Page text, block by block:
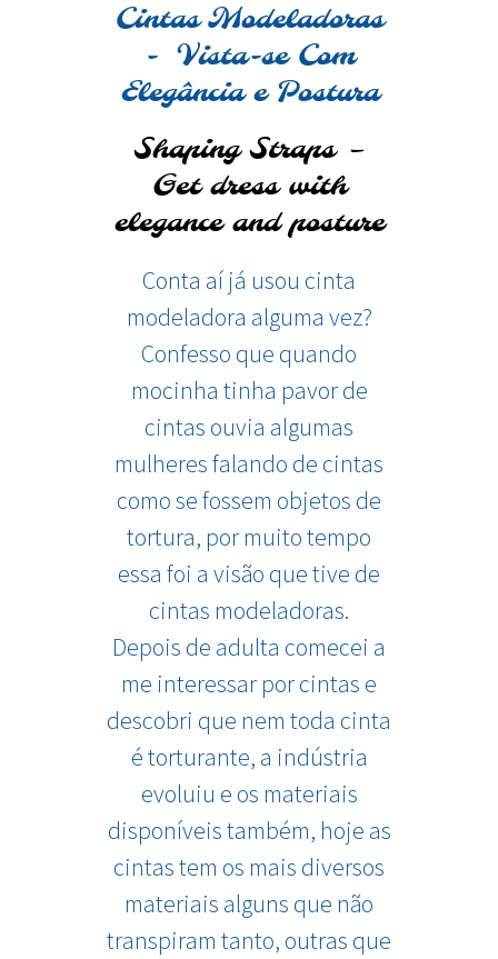
Cintas Modeladoras
- Vista-se Com
Elegância e Postura
Shaping Straps –
Get dress with
elegance and posture
Conta aí já usou cinta
modeladora alguma vez?
Confesso que quando
mocinha tinha pavor de
cintas ouvia algumas
mulheres falando de cintas
como se fossem objetos de
tortura, por muito tempo
essa foi a visão que tive de
cintas modeladoras.
Depois de adulta comecei a
me interessar por cintas e
descobri que nem toda cinta
é torturante, a indústria
evoluiu e os materiais
disponíveis também, hoje as
cintas tem os mais diversos
materiais alguns que não
transpiram tanto, outras que